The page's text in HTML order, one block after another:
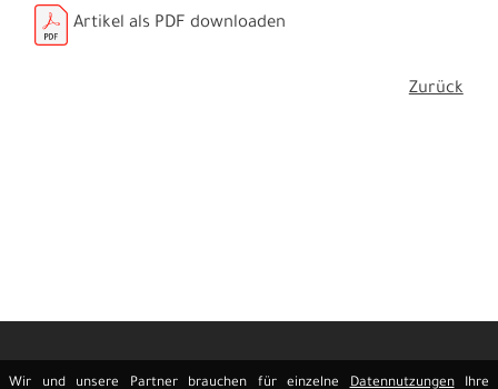
Artikel als PDF downloaden
Zurück
Wir und unsere Partner brauchen für einzelneDatennutzungenIhre